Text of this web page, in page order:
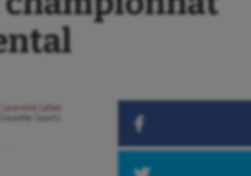
Leandre Leber
Gazette Sports